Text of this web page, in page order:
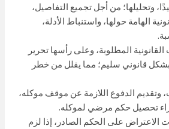
وتحليلها؛ من أجل تجميع التفاصيل،
الهامة حولها، واستنباط الأدلة،
القانونية المطلوبة، وعلى رأسها تحرير
قانوني سليم؛ مما يقلل من خطر
وتقديم الدفوع اللازمة عن موقف موكله،
تحصيل حكم مرضي لموكله.
الاعتراض على الحكم الصادر، إذا لزم